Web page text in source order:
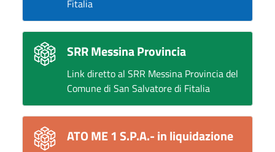
Fitalia
SRR Messina Provincia
Link diretto al SRR Messina Provincia del
Comune di San Salvatore di Fitalia
ATO ME 1 S.P.A.- in liquidazione